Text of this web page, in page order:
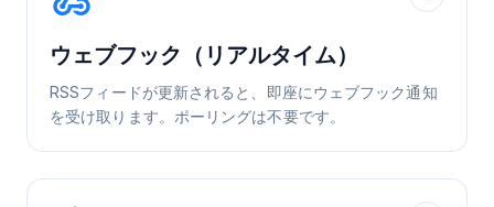
ウェブフック（リアルタイム）
RSSフィードが更新されると、即座にウェブフック通知
を受け取ります。ポーリングは不要です。